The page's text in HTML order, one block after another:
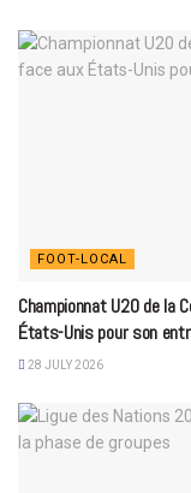
FOOT-LOCAL
Championnat U20 de la
États-Unis pour son
28 JULY 2026